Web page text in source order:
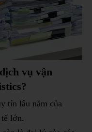
vụ vận
tín lâu năm của
lớn.